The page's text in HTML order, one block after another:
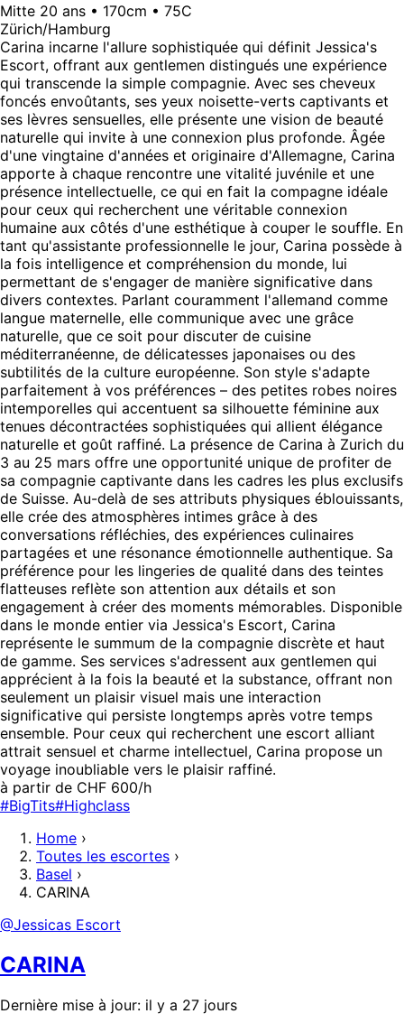
Mitte 20 ans • 170cm • 75C
Zürich/Hamburg
Carina incarne l'allure sophistiquée qui définit Jessica's
Escort, offrant aux gentlemen distingués une expérience
qui transcende la simple compagnie. Avec ses cheveux
foncés envoûtants, ses yeux noisette-verts captivants et
ses lèvres sensuelles, elle présente une vision de beauté
naturelle qui invite à une connexion plus profonde. Âgée
d'une vingtaine d'années et originaire d'Allemagne, Carina
apporte à chaque rencontre une vitalité juvénile et une
présence intellectuelle, ce qui en fait la compagne idéale
pour ceux qui recherchent une véritable connexion
humaine aux côtés d'une esthétique à couper le souffle. En
tant qu'assistante professionnelle le jour, Carina possède à
la fois intelligence et compréhension du monde, lui
permettant de s'engager de manière significative dans
divers contextes. Parlant couramment l'allemand comme
langue maternelle, elle communique avec une grâce
naturelle, que ce soit pour discuter de cuisine
méditerranéenne, de délicatesses japonaises ou des
subtilités de la culture européenne. Son style s'adapte
parfaitement à vos préférences – des petites robes noires
intemporelles qui accentuent sa silhouette féminine aux
tenues décontractées sophistiquées qui allient élégance
naturelle et goût raffiné. La présence de Carina à Zurich du
3 au 25 mars offre une opportunité unique de profiter de
sa compagnie captivante dans les cadres les plus exclusifs
de Suisse. Au-delà de ses attributs physiques éblouissants,
elle crée des atmosphères intimes grâce à des
conversations réfléchies, des expériences culinaires
partagées et une résonance émotionnelle authentique. Sa
préférence pour les lingeries de qualité dans des teintes
flatteuses reflète son attention aux détails et son
engagement à créer des moments mémorables. Disponible
dans le monde entier via Jessica's Escort, Carina
représente le summum de la compagnie discrète et haut
de gamme. Ses services s'adressent aux gentlemen qui
apprécient à la fois la beauté et la substance, offrant non
seulement un plaisir visuel mais une interaction
significative qui persiste longtemps après votre temps
ensemble. Pour ceux qui recherchent une escort alliant
attrait sensuel et charme intellectuel, Carina propose un
voyage inoubliable vers le plaisir raffiné.
à partir de CHF 600/h
#BigTits#Highclass
Home ›
Toutes les escortes ›
Basel ›
CARINA
@Jessicas Escort
CARINA
Dernière mise à jour: il y a 27 jours